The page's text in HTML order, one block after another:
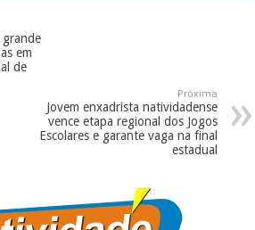
grande
em
de
Próxima
Jovem enxadrista natividadense
vence etapa regional dos Jogos
Escolares e garante vaga na final
estadual